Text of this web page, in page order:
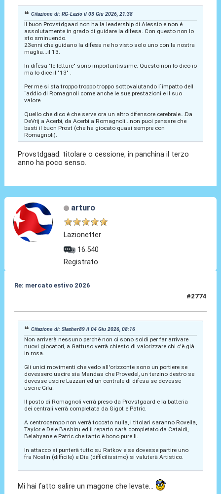
Citazione di: RG-Lazio il 03 Giu 2026, 21:38
Il buon Provstdgaad non ha la leadership di Alessio e non é
assolutamente in grado di guidare la difesa. Con questo non lo
sto sminuendo.
23enni che guidano la difesa ne ho visto solo uno con la nostra
maglia...il 13.
In difesa "le letture" sono importantissime. Questo non lo dico io
ma lo dice il "13" .
Per me si sta troppo troppo troppo sottovalutando l´impatto dell
´addio di Romagnoli come anche le sue prestazioni e il suo
valore.
Quello che dico é che serve ora un altro difensore cerebrale...Da
DeVrij a Acerbi, da Acerbi a Romagnoli...non puoi pensare che
basti il buon Prost (che ha giocato quasi sempre con
Romagnoli).
Provstdgaad: titolare o cessione, in panchina il terzo
anno ha poco senso.
arturo
Lazionetter
16.540
Registrato
Re: mercato estivo 2026
#2774
Citazione di: Slasher89 il 04 Giu 2026, 08:16
Non arriverà nessuno perchè non ci sono soldi per far arrivare
nuovi giocatori, a Gattuso verrà chiesto di valorizzare chi c'è già
in rosa.
Gli unici movimenti che vedo all'orizzonte sono un portiere se
dovessero uscire sia Mandas che Provedel, un terzino destro se
dovesse uscire Lazzari ed un centrale di difesa se dovesse
uscire Gila.
Il posto di Romagnoli verrà preso da Provstgaard e la batteria
dei centrali verrà completata da Gigot e Patric.
A centrocampo non verrà toccato nulla, i titolari saranno Rovella,
Taylor e Dele Bashiru ed il reparto sarà completato da Cataldi,
Belahyane e Patric che tanto è bono pure li.
In attacco si punterà tutto su Ratkov e se dovesse partire uno
fra Noslin (difficile) e Dia (difficilissimo) si valuterà Artistico.
Mi hai fatto salire un magone che levate...